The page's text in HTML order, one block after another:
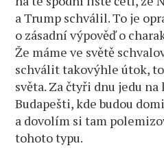
a Trump schválil. To je
o zásadní výpověď o
Že máme ve světě
schválit takovýhle útok,
světa. Za čtyři dnu jedu
Budapešti, kde budou
a dovolím si tam
tohoto typu.